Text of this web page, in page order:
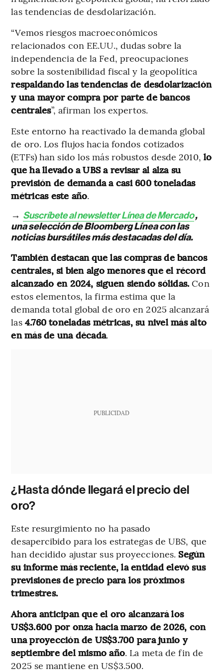
las tendencias de desdolarización.
“Vemos riesgos macroeconómicos
relacionados con EE.UU., dudas sobre la
independencia de la Fed, preocupaciones
sobre la sostenibilidad fiscal y la geopolítica
respaldando las tendencias de desdolarización
y una mayor compra por parte de bancos
centrales”, afirman los expertos.
Este entorno ha reactivado la demanda global
de oro. Los flujos hacia fondos cotizados
(ETFs) han sido los más robustos desde 2010, lo
que ha llevado a UBS a revisar al alza su
previsión de demanda a casi 600 toneladas
métricas este año.
→ Suscríbete al newsletter Línea de Mercado,
una selección de Bloomberg Línea con las
noticias bursátiles más destacadas del día.
También destacan que las compras de bancos
centrales, si bien algo menores que el récord
alcanzado en 2024, siguen siendo sólidas. Con
estos elementos, la firma estima que la
demanda total global de oro en 2025 alcanzará
las 4.760 toneladas métricas, su nivel más alto
en más de una década.
PUBLICIDAD
¿Hasta dónde llegará el precio del
oro?
Este resurgimiento no ha pasado
desapercibido para los estrategas de UBS, que
han decidido ajustar sus proyecciones. Según
su informe más reciente, la entidad elevó sus
previsiones de precio para los próximos
trimestres.
Ahora anticipan que el oro alcanzará los
US$3.600 por onza hacia marzo de 2026, con
una proyección de US$3.700 para junio y
septiembre del mismo año. La meta de fin de
2025 se mantiene en US$3.500.